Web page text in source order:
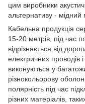
цим виробники
альтернативу - мідний
Кабельна продукція
15-20 метрів, під час
відрізняється від
електричних проводів
виконуються у
різнокольорову
полярність під час
різних матеріалів,